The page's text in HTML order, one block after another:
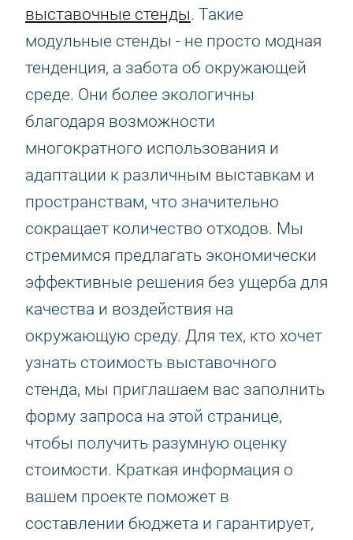
выставочные стенды. Такие
модульные стенды - не просто модная
тенденция, а забота об окружающей
среде. Они более экологичны
благодаря возможности
многократного использования и
адаптации к различным выставкам и
пространствам, что значительно
сокращает количество отходов. Мы
стремимся предлагать экономически
эффективные решения без ущерба для
качества и воздействия на
окружающую среду. Для тех, кто хочет
узнать стоимость выставочного
стенда, мы приглашаем вас заполнить
форму запроса на этой странице,
чтобы получить разумную оценку
стоимости. Краткая информация о
вашем проекте поможет в
составлении бюджета и гарантирует,